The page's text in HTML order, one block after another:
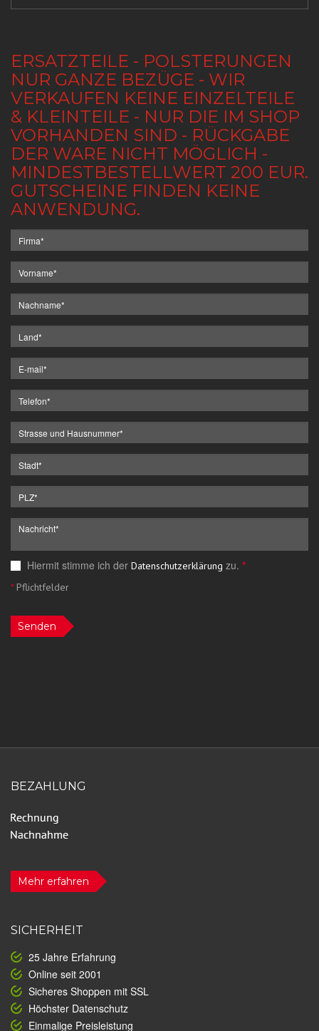
ERSATZTEILE - POLSTERUNGEN
NUR GANZE BEZÜGE - WIR
VERKAUFEN KEINE EINZELTEILE
& KLEINTEILE - NUR DIE IM SHOP
VORHANDEN SIND - RÜCKGABE
DER WARE NICHT MÖGLICH -
MINDESTBESTELLWERT 200 EUR.
GUTSCHEINE FINDEN KEINE
ANWENDUNG.
Hiermit stimme ich der Datenschutzerklärung zu. *
*Pflichtfelder
Senden
BEZAHLUNG
Mehr erfahren
SICHERHEIT
25 Jahre Erfahrung
Online seit 2001
Sicheres Shoppen mit SSL
Höchster Datenschutz
Einmalige Preisleistung